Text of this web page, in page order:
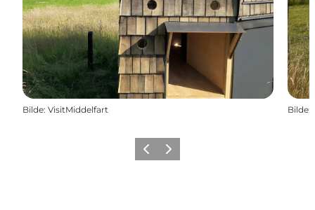
Bilde: VisitMiddelfart Bilde:
ForrigeNeste